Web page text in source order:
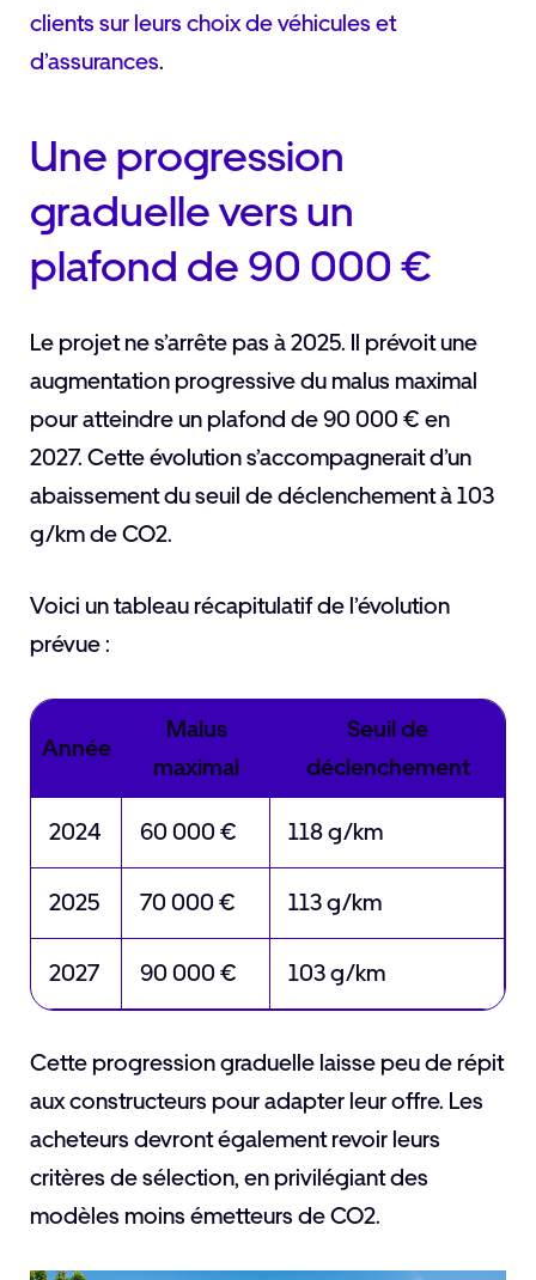
clients sur leurs choix de véhicules et
d’assurances.
Une progression
graduelle vers un
plafond de 90 000 €
Le projet ne s’arrête pas à 2025. Il prévoit une
augmentation progressive du malus maximal
pour atteindre un plafond de 90 000 € en
2027. Cette évolution s’accompagnerait d’un
abaissement du seuil de déclenchement à 103
g/km de CO2.
Voici un tableau récapitulatif de l’évolution
prévue :
Année
Malus
maximal
Seuil de
déclenchement
2024 60 000 € 118 g/km
2025 70 000 € 113 g/km
2027 90 000 € 103 g/km
Cette progression graduelle laisse peu de répit
aux constructeurs pour adapter leur offre. Les
acheteurs devront également revoir leurs
critères de sélection, en privilégiant des
modèles moins émetteurs de CO2.